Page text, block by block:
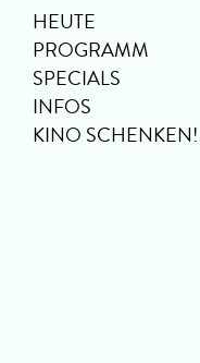
HEUTE
PROGRAMM
SPECIALS
INFOS
KINO SCHENKEN!